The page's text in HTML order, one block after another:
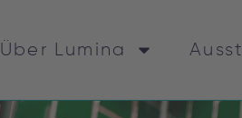
Über Lumina